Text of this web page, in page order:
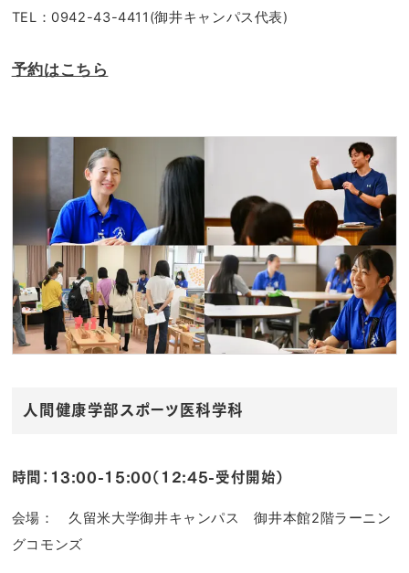
TEL：0942-43-4411(御井キャンパス代表)
予約はこちら
人間健康学部スポーツ医科学科
時間：13:00-15:00（12:45-受付開始）
会場： 久留米大学御井キャンパス 御井本館2階ラーニン
グコモンズ